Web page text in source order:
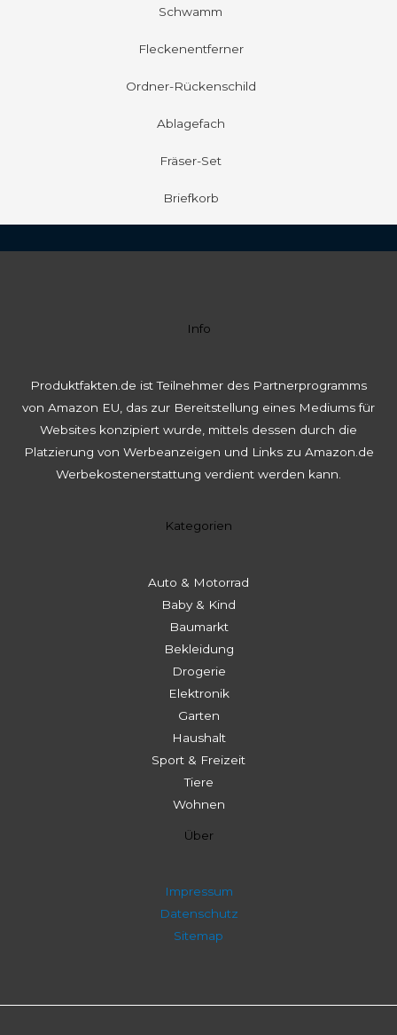
Schwamm
Fleckenentferner
Ordner-Rückenschild
Ablagefach
Fräser-Set
Briefkorb
Info
Produktfakten.de ist Teilnehmer des Partnerprogramms
von Amazon EU, das zur Bereitstellung eines Mediums für
Websites konzipiert wurde, mittels dessen durch die
Platzierung von Werbeanzeigen und Links zu Amazon.de
Werbekostenerstattung verdient werden kann.
Kategorien
Auto & Motorrad
Baby & Kind
Baumarkt
Bekleidung
Drogerie
Elektronik
Garten
Haushalt
Sport & Freizeit
Tiere
Wohnen
Über
Impressum
Datenschutz
Sitemap